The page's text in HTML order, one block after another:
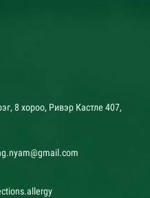
8 хороо, Ривэр Кастле 407,